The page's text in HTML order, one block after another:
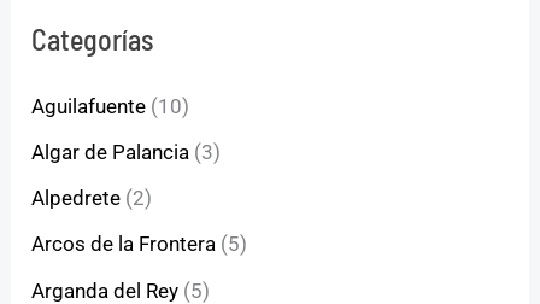
Categorías
Aguilafuente (10)
Algar de Palancia (3)
Alpedrete (2)
Arcos de la Frontera (5)
Arganda del Rey (5)